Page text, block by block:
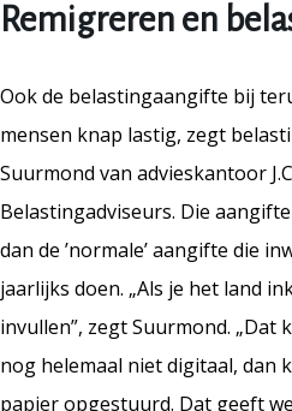
Remigreren en
Ook de belastingaangifte bij
mensen knap lastig, zegt
Suurmond van advieskantoor
Belastingadviseurs. Die
dan de ’normale’ aangifte die
jaarlijks doen. „Als je het land
invullen”, zegt Suurmond. „Dat
nog helemaal niet digitaal, dan
papier opgestuurd. Dat geeft